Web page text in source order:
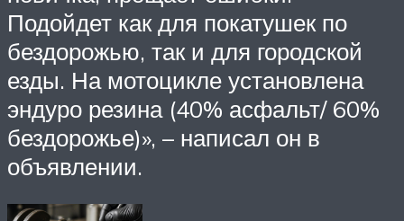
Подойдет как для покатушек по
бездорожью, так и для городской
езды. На мотоцикле установлена
эндуро резина (40% асфальт/ 60%
бездорожье)», – написал он в
объявлении.